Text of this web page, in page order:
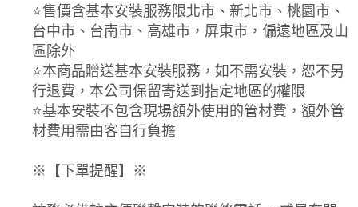
⭐️售價含基本安裝服務限北市、新北市、桃園市、
台中市、台南市、高雄市，屏東市，偏遠地區及山
區除外
⭐️本商品贈送基本安裝服務，如不需安裝，恕不另
行退費，本公司保留寄送到指定地區的權限
⭐️基本安裝不包含現場額外使用的管材費，額外管
材費用需由客自行負擔
※【下單提醒】※